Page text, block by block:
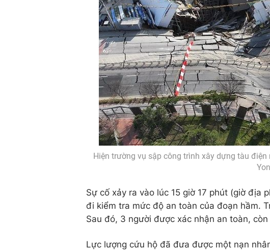
Hiện trường vụ sập công trình xây dựng tàu
Sự cố xảy ra vào lúc 15 giờ 17 phút (giờ địa
đi kiểm tra mức độ an toàn của đoạn hầm.
Sau đó, 3 người được xác nhận an toàn,
Lực lượng cứu hộ đã đưa được một nạn